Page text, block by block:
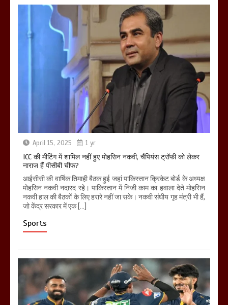
April 15, 2025 1 yr
ICC की मीटिंग में शामिल नहीं हुए मोहसिन नकवी, चैंपियंस ट्रॉफी को लेकर
नाराज हैं पीसीबी चीफ?
आईसीसी की वार्षिक तिमाही बैठक हुई जहां पाकिस्तान क्रिकेट बोर्ड के अध्यक्ष
मोहसिन नकवी नदारद रहे। पाकिस्तान में निजी काम का हवाला देते मोहसिन
नकवी हाल की बैठकों के लिए हरारे नहीं जा सके। नकवी संघीय गृह मंत्री भी हैं,
जो केंद्र सरकार में एक […]
Sports